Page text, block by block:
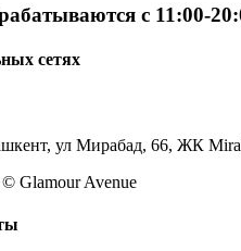
с 11:00-
сетях
ул Мирабад, 66, ЖК
Glamour Avenue